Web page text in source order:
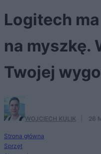
Logitech
na myszkę.
Twojej
WOJCIECH KULIK 26
Strona główna
Sprzęt